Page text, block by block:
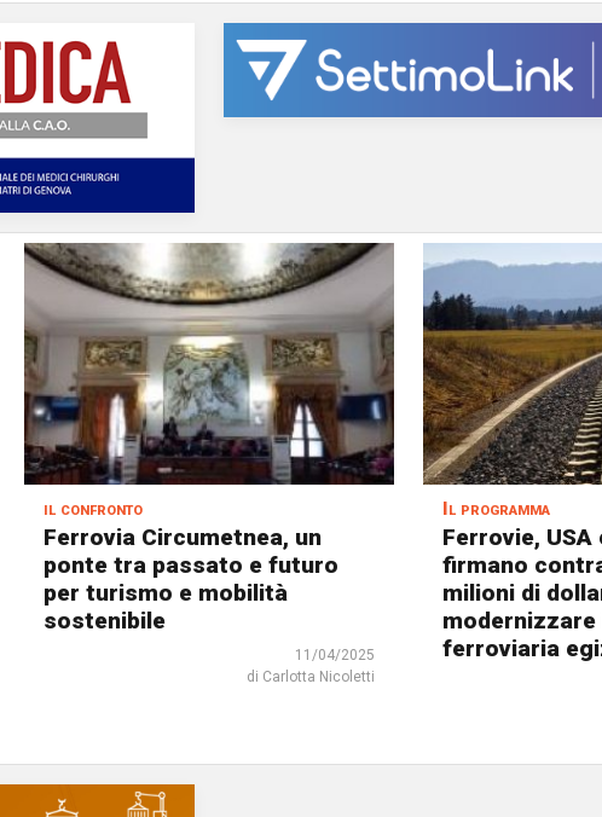
il confronto
Ferrovia Circumetnea, un
ponte tra passato e futuro
per turismo e mobilità
sostenibile
11/04/2025
di Carlotta Nicoletti
Il programma
Ferrovie,
firmano
milioni di
ferroviaria